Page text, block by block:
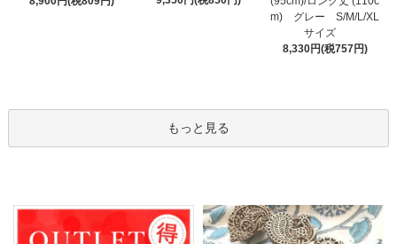
m) グレー S/M/L/XL
サイズ
8,330円(税757円)
もっと見る